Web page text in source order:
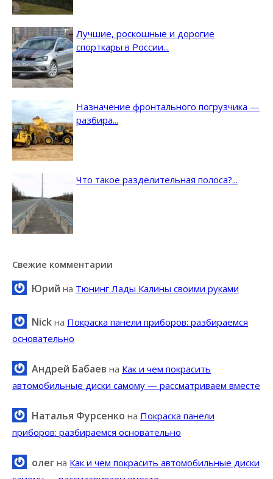
Лучшие, роскошные и дорогие
спорткары в России...
Назначение фронтального погрузчика —
разбира...
Что такое разделительная полоса?...
Свежие комментарии
Юрий на Тюнинг Лады Калины своими руками
Nick на Покраска панели приборов: разбираемся
основательно
Андрей Бабаев на Как и чем покрасить
автомобильные диски самому — рассматриваем вместе
Наталья Фурсенко на Покраска панели
приборов: разбираемся основательно
олег на Как и чем покрасить автомобильные диски